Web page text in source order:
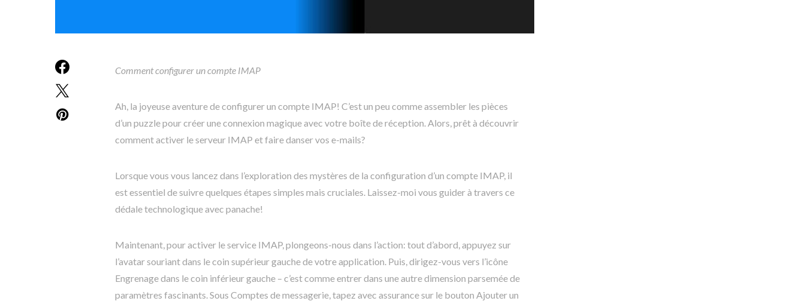
Comment configurer un compte IMAP
Ah, la joyeuse aventure de configurer un compte IMAP! C’est un peu comme assembler les pièces
d’un puzzle pour créer une connexion magique avec votre boîte de réception. Alors, prêt à découvrir
comment activer le serveur IMAP et faire danser vos e-mails?
Lorsque vous vous lancez dans l’exploration des mystères de la configuration d’un compte IMAP, il
est essentiel de suivre quelques étapes simples mais cruciales. Laissez-moi vous guider à travers ce
dédale technologique avec panache!
Maintenant, pour activer le service IMAP, plongeons-nous dans l’action: tout d’abord, appuyez sur
l’avatar souriant dans le coin supérieur gauche de votre application. Puis, dirigez-vous vers l’icône
Engrenage dans le coin inférieur gauche – c’est comme entrer dans une autre dimension parsemée de
paramètres fascinants. Sous Comptes de messagerie, tapez avec assurance sur le bouton Ajouter un